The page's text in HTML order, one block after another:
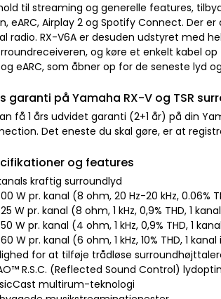
til streaming og generelle features,
eARC, Airplay 2 og Spotify Connect. Der
radio. RX-V6A er desuden udstyret med
og køre et enkelt kabel
og eARC, som åbner op for de seneste lyd
garanti på Yamaha RX-V og TSR
få 1 års udvidet garanti (2+1 år) på din
Det eneste du skal gøre, er at
og features
kraftig surroundlyd
W pr. kanal (8 ohm, 20 Hz-20 kHz, 0.06%
W pr. kanal (8 ohm, 1 kHz, 0,9% THD, 1
W pr. kanal (4 ohm, 1 kHz, 0,9% THD, 1
W pr. kanal (6 ohm, 1 kHz, 10% THD, 1
for at tilføje trådløse
R.S.C. (Reflected Sound Control)
multirum-teknologi